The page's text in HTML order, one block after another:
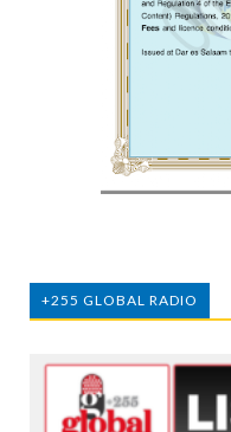
+255 GLOBAL RADIO